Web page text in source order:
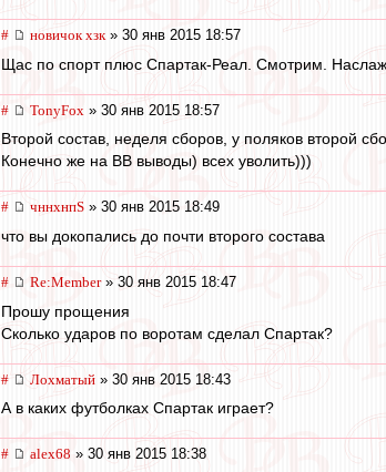
# новичок хзк» 30 янв 2015 18:57
Щас по спорт плюс Спартак-Реал. Смотрим.
# TonyFox » 30 янв 2015 18:57
Второй состав, неделя сборов, у поляков второй
Конечно же на ВВ выводы) всех уволить)))
# чннхнпS » 30 янв 2015 18:49
что вы докопались до почти второго состава
# Re:Member» 30 янв 2015 18:47
Прошу прощения
Сколько ударов по воротам сделал Спартак?
# Лохматый » 30 янв 2015 18:43
А в каких футболках Спартак играет?
# alex68 » 30 янв 2015 18:38